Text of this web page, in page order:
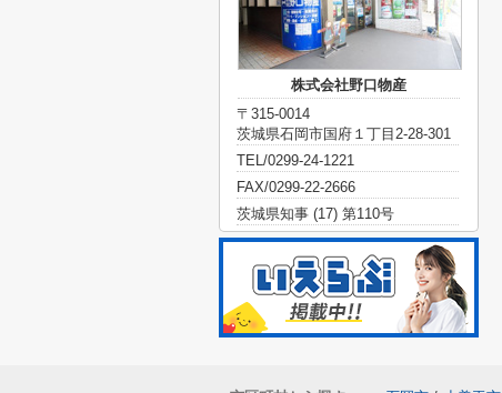
株式会社野口物産
〒315-0014
茨城県石岡市国府１丁目2-28-301
TEL/0299-24-1221
FAX/0299-22-2666
茨城県知事 (17) 第110号